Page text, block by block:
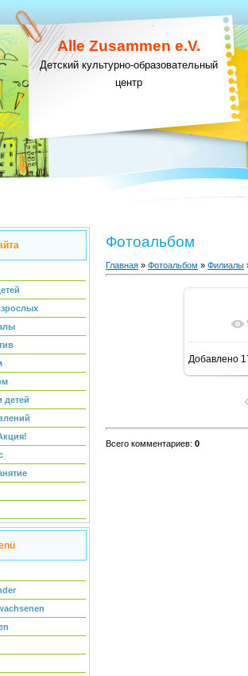
Alle Zusammen e.V.
Детский культурно-образовательный
центр
детей
Фотоальбом
Главная » Фотоальбом » Филиалы
В
Добавлено
Всего комментариев: 0